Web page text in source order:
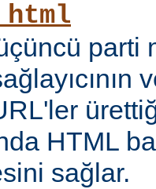
parti
HTML
sağlar.